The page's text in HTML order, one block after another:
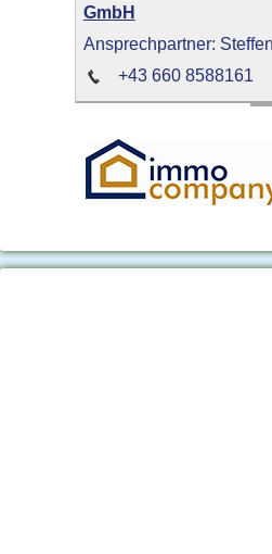
GmbH
Ansprechpartner:
+43 660 8588161